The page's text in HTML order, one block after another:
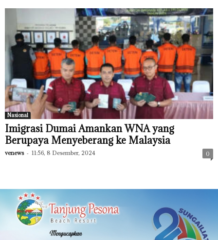
Nasional
Imigrasi Dumai Amankan WNA yang
Berupaya Menyeberang ke Malaysia
venews - 11:56, 8 Desember, 2024 0